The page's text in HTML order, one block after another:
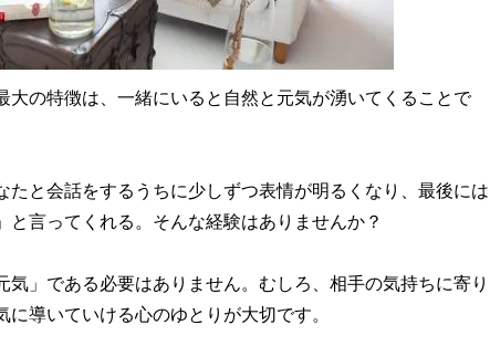
の特徴は、一緒にいると自然と元気が湧いてくることで
と会話をするうちに少しずつ表情が明るくなり、最後には
と言ってくれる。そんな経験はありませんか？
」である必要はありません。むしろ、相手の気持ちに寄り
導いていける心のゆとりが大切です。